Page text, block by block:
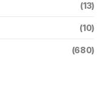
(13)
(10)
(680)